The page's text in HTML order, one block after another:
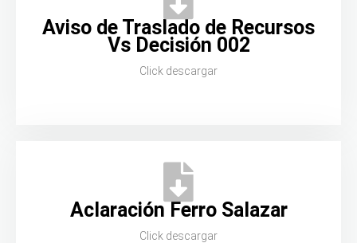
Aviso de Traslado de Recursos
Vs Decisión 002
Click descargar
Aclaración Ferro Salazar
Click descargar